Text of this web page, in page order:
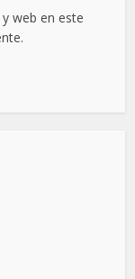
web en este